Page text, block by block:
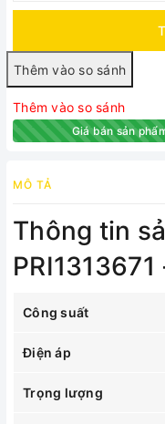
Thêm vào so sánh
Giá bán sản
MÔ TẢ
Thông tin
Công suất
Điện áp
Trọng lượng